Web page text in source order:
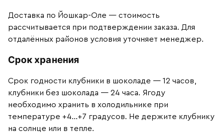
Доставка по Йошкар-Оле — стоимость
рассчитывается при подтверждении заказа. Для
отдалённых районов условия уточняет менеджер.
Срок хранения
Срок годности клубники в шоколаде — 12 часов,
клубники без шоколада — 24 часа. Ягоду
необходимо хранить в холодильнике при
температуре +4…+7 градусов. Не держите клубнику
на солнце или в тепле.